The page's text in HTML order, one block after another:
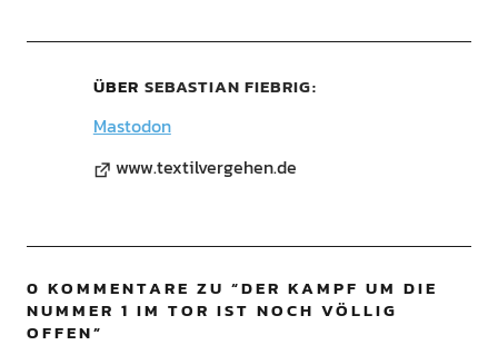
ÜBER SEBASTIAN FIEBRIG
Mastodon
www.textilvergehen.de
0 KOMMENTARE ZU “DER KAMPF UM DIE
NUMMER 1 IM TOR IST NOCH VÖLLIG
OFFEN”